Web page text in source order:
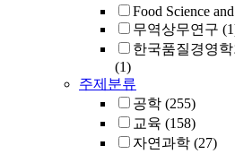
Food Science
무역상무연구
한국품질경영
(1)
주제분류
공학 (255)
교육 (158)
자연과학 (27)